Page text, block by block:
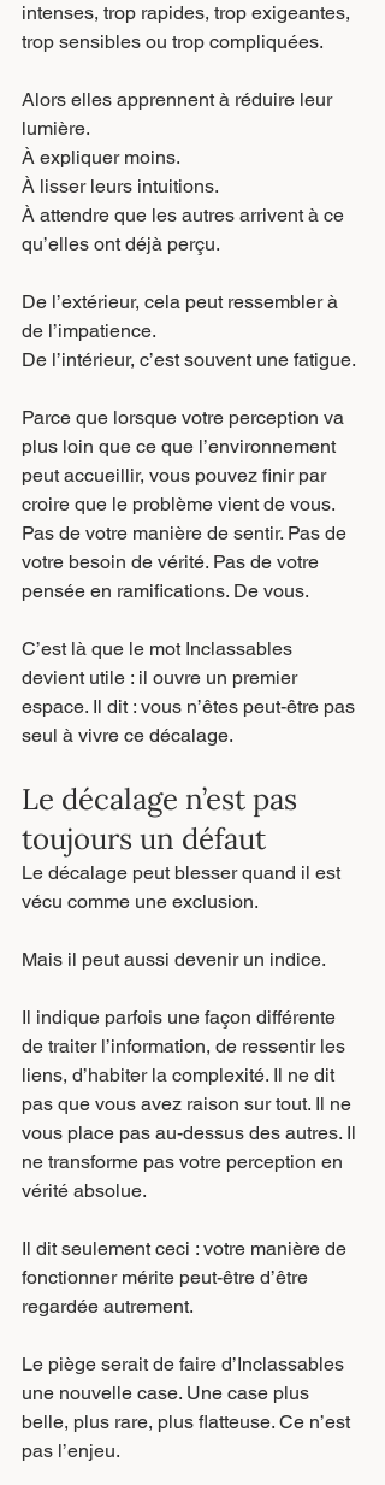
intenses, trop rapides, trop exigeantes,
trop sensibles ou trop compliquées.
Alors elles apprennent à réduire leur
lumière.
À expliquer moins.
À lisser leurs intuitions.
À attendre que les autres arrivent à ce
qu’elles ont déjà perçu.
De l’extérieur, cela peut ressembler à
de l’impatience.
De l’intérieur, c’est souvent une fatigue.
Parce que lorsque votre perception va
plus loin que ce que l’environnement
peut accueillir, vous pouvez finir par
croire que le problème vient de vous.
Pas de votre manière de sentir. Pas de
votre besoin de vérité. Pas de votre
pensée en ramifications. De vous.
C’est là que le mot Inclassables
devient utile : il ouvre un premier
espace. Il dit : vous n’êtes peut-être pas
seul à vivre ce décalage.
Le décalage n’est pas
toujours un défaut
Le décalage peut blesser quand il est
vécu comme une exclusion.
Mais il peut aussi devenir un indice.
Il indique parfois une façon différente
de traiter l’information, de ressentir les
liens, d’habiter la complexité. Il ne dit
pas que vous avez raison sur tout. Il ne
vous place pas au-dessus des autres. Il
ne transforme pas votre perception en
vérité absolue.
Il dit seulement ceci : votre manière de
fonctionner mérite peut-être d’être
regardée autrement.
Le piège serait de faire d’Inclassables
une nouvelle case. Une case plus
belle, plus rare, plus flatteuse. Ce n’est
pas l’enjeu.